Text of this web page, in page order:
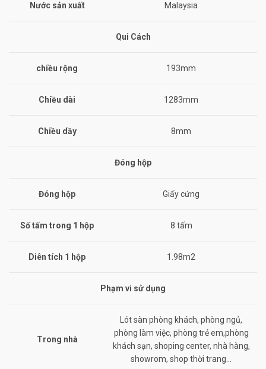
Nước sản xuất Malaysia
Qui Cách
chiều rộng 193mm
Chiều dài 1283mm
Chiều dầy 8mm
Đóng hộp
Đóng hộp Giấy cứng
Số tấm trong 1 hộp 8 tấm
Diên tích 1 hộp 1.98m2
Phạm vi sử dụng
Trong nhà
Lót sàn phòng khách, phòng ngủ,
phòng làm việc, phòng trẻ em,phòng
khách sạn, shoping center, nhà hàng,
showrom, shop thời trang…